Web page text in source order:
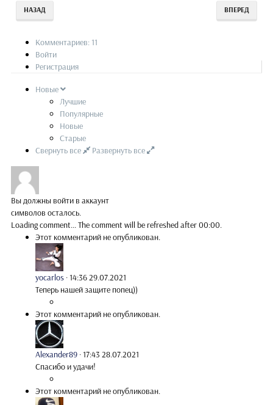
НАЗАД ВПЕРЕД
Комментариев: 11
Войти
Регистрация
Новые
Лучшие
Популярные
Новые
Старые
Свернуть все
Развернуть все
Вы должны войти в аккаунт
символов осталось.
Loading comment...The comment will be refreshed after00:00.
Этот комментарий не опубликован.
yocarlos ·14:36 29.07.2021
Теперь нашей защите попец))
Этот комментарий не опубликован.
Alexander89 ·17:43 28.07.2021
Спасибо и удачи!
Этот комментарий не опубликован.